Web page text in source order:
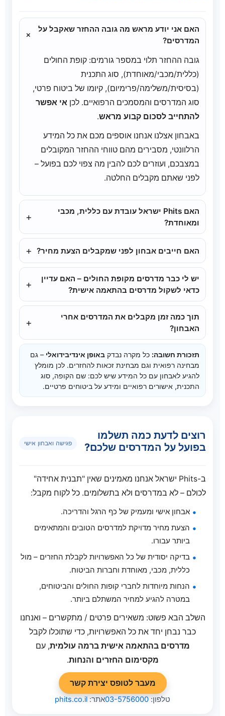
האם אני יודע מראש מה גובה ההחזר שאקבל על
המדרסים?
+
גובה ההחזר תלוי במספר גורמים: קופת החולים
(כללית/מכבי/מאוחדת), סוג התכנית
(בסיסית/משלימה/פרימיום), קיומו של ביטוח פרטי,
סוג המדרסים והמסמכים הרפואיים. לכן אי אפשר
להתחייב לסכום קבוע מראש.
באבחון אצלנו אנחנו אוספים מכם את כל המידע
הרלוונטי, מסבירים מהם טווחי ההחזר המקובלים
במצבכם, ועוזרים לכם להבין מה צפוי לכם בפועל –
לפני שאתם מקבלים החלטה.
האם Phits ישראל עובדת עם כללית, מכבי
ומאוחדת?
+
מכבי ומאוחדת, ומכירים היטב את הנוהל הרגיל של
הגשת בקשות להחזר, סוגי המדרסים המוכרים ותנאי
התכניות. יחד עם זאת, אנחנו לא מחליפים את הקופה
ולא מתחייבים בשם הקופה – אלא מסייעים לכם
להבין מה מגיע לכם ואיך להגיש בקשות להחזר בצורה
מסודרת.
בנוסף, אנחנו מציעיםהנחות מיוחדות לחברי קופות
החולים וחברות הביטוח, כך שלאחר החזרים
והנחות אתם מקבלים מדרסים מתקדמים במחיר
משתלם במיוחד.
האם חייבים אבחון לפני שמקבלים הצעת מחיר? +
בלי אבחון לא נוכל לדעת איזה מדרס מתאים לכם, מה
רמת המורכבות, כמה זמן יידרש לייצור ומה העלות
הסופית. רק לאחר האבחון נוכל לתת הצעת מחיר
מדויקתכולל הסבר על ההחזרים וההנחות
האפשריים.
יש לי כבר מדרסים מקופת החולים – האם עדיין
כדאי לשקול מדרסים בהתאמה אישית?
+
(עדיין יש כאב, חוסר נוחות או מגבלה בפעילות) –
בהחלט ייתכן שמדרסים מתקדמים בהתאמה אישית
יכולים לשפר משמעותית את המצב. באבחון נבדוק
גם את המדרסים שהבאתם מהקופה, וגם את
הדריכה העדכנית שלכם, ונראה יחד האם כדאי
תוך כמה זמן מקבלים את המדרסים אחרי
האבחון?
+
הנתונים לייצור בתלת־ממד. זמן האספקה תלוי
בעומס, בסוג המדרס ובתהליך השילוח, אך בדרך
כלל מדובר בפרק זמן קצר וסביר. במעמד האבחון
תזכורת חשובה: כל מקרה נבדק באופן אינדיבידואלי – גם
מבחינה רפואית וגם מבחינת זכאות להחזרים. לכן מומלץ
להגיע לאבחון עם כל המידע שיש לכם: שם הקופה, סוג
התכנית, אישורים רפואיים ומידע על ביטוחים פרטיים.
רוצים לדעת כמה תשלמו
בפועל על המדרסים שלכם?
פגישה ואבחון אישי
ב-Phits ישראל אנחנו מאמינים שאין "תבנית אחידה"
לכולם – לא במדרסים ולא בתשלומים. כל לקוח מקבל:
אבחון אישי ומעמיק של כף הרגל והדריכה.
הצעת מחיר מדויקת למדרסים הטובים והמתאימים
ביותר עבורו.
בדיקה יסודית של כל האפשרויות לקבלת החזרים – מול
כללית, מכבי, מאוחדת וחברות הביטוח.
הנחות מיוחדות לחברי קופות החולים והביטוחים,
במטרה להגיע למחיר המשתלם ביותר.
השלב הבא פשוט: משאירים פרטים / מתקשרים – ואנחנו
כבר נבחן יחד את כל האפשרויות, כדי שתוכלו לקבל
מדרסים בהתאמה אישית ברמה עולמית, עם
מקסימום החזרים והנחות.
מעבר לטופס יצירת קשר
טלפון: 03-5756000אתר: phits.co.il